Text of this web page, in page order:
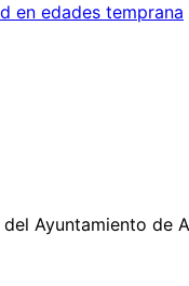
en edades temprana
Ayuntamiento de